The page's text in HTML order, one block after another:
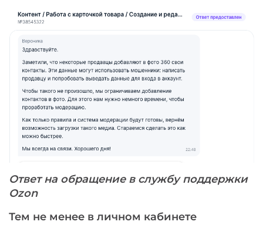
Ответ на обращение в службу поддержки
Ozon
Тем не менее в личном кабинете